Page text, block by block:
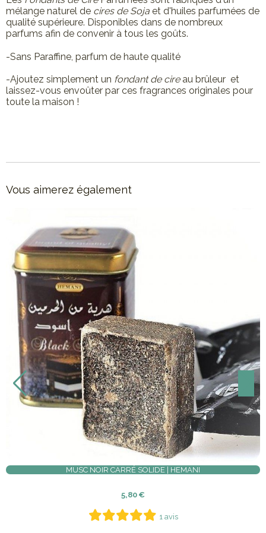
mélange naturel de cires de Soja et d'huiles parfumées de
qualité supérieure. Disponibles dans de nombreux
parfums afin de convenir à tous les goûts.
-Sans Paraffine, parfum de haute qualité
-Ajoutez simplement un fondant de cireau brûleur et
laissez-vous envoûter par ces fragrances originales pour
toute la maison !
Vous aimerez également
SAVON D'ALEP N°6 MUSC, AMBRE GRIS OUD ET